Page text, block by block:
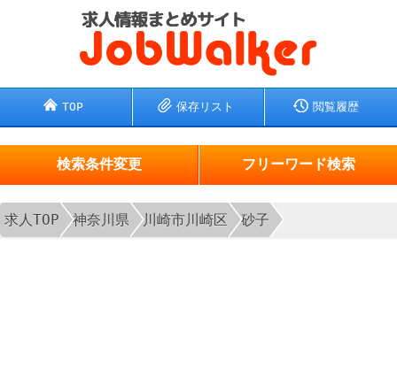
TOP 保存リスト 閲覧履歴
検索条件変更 フリーワード検索
求人TOP 神奈川県 川崎市川崎区 砂子